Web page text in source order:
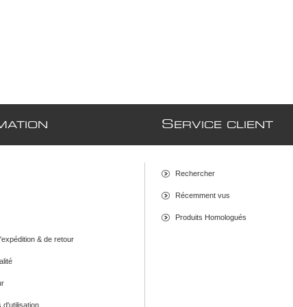
& de retour
d'utilisation
S ERVICE CLIENT
Rechercher
Récemment vus
Produits Homologués